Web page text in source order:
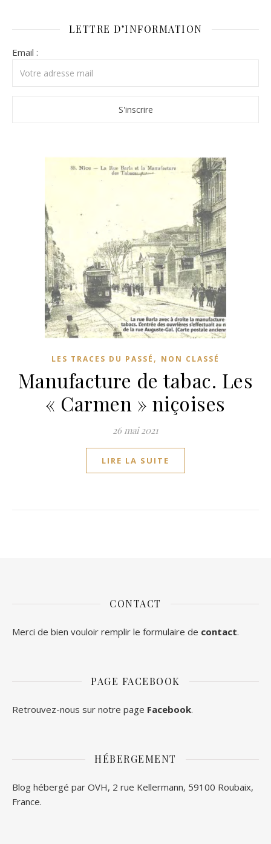
LETTRE D’INFORMATION
Email :
LES TRACES DU PASSÉ , NON CLASSÉ
Manufacture de tabac. Les
« Carmen » niçoises
26 mai 2021
LIRE LA SUITE
CONTACT
Merci de bien vouloir remplir le formulaire de contact.
PAGE FACEBOOK
Retrouvez-nous sur notre page Facebook.
HÉBERGEMENT
Blog hébergé par OVH, 2 rue Kellermann, 59100 Roubaix,
France.